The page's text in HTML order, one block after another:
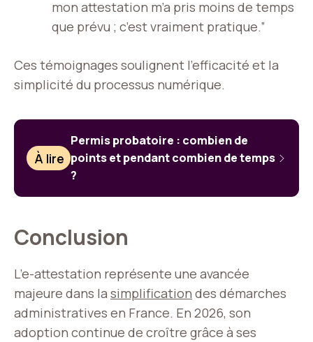
mon attestation m’a pris moins de temps
que prévu ; c’est vraiment pratique.”
Ces témoignages soulignent l’efficacité et la
simplicité du processus numérique.
À lire
Permis probatoire : combien de
points et pendant combien de temps
?
Conclusion
L’e-attestation représente une avancée
majeure dans la simplification des démarches
administratives en France. En 2026, son
adoption continue de croître grâce à ses